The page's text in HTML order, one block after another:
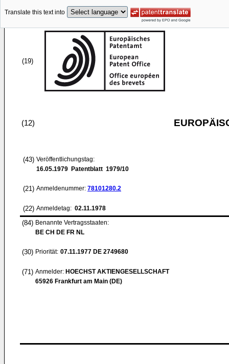
Translate this text into
(19)
(12)
(43) Veröffentlichungstag:
16.05.1979 Patentblatt 1979/10
(21) Anmeldenummer: 78101280.2
(22) Anmeldetag: 02.11.1978
(84) Benannte Vertragsstaaten:
BE CH DE FR NL
(30) Priorität: 07.11.1977 DE 2749680
(71) Anmelder: HOECHST AKTIENGESELLSCHAFT
65926 Frankfurt am Main (DE)